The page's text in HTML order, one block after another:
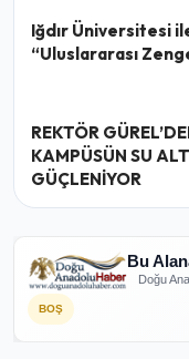
Iğdır Üniversitesi
“Uluslararası
REKTÖR
KAMPÜSÜN SU
GÜÇLENİYOR
Bu
Doğu
BOŞ